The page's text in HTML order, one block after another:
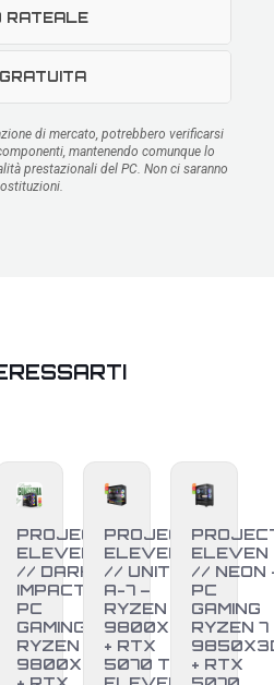
RATEALE
di mercato, potrebbero verificarsi
mantenendo comunque lo
prestazionali del PC. Non ci saranno
PROJECT
ELEVEN
// DARK
IMPACT –
PC
GAMING
RYZEN 7
9800X3D
PROJECT
ELEVEN
// UNITÀ
A-7 –
RYZEN 7
9800X3D
+ RTX
5070 TI |
ELEVEN
// NEON
PC
GAMING
RYZEN 7
+ RTX